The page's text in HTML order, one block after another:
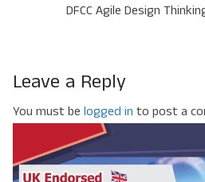
DFCC Agile Design
Leave a Reply
You must be logged in to post a